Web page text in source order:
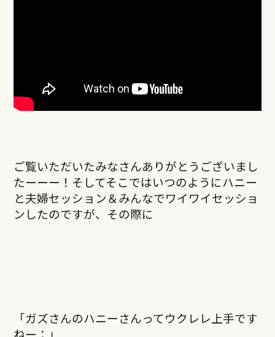
ご覧いただいたみなさんありがとうございまし
たーーー！そしてそこではいつのようにハニー
と夫婦セッション＆みんなでワイワイセッショ
ンしたのですが、その際に
「ガズさんのハニーさんってウクレレ上手です
ねー：」